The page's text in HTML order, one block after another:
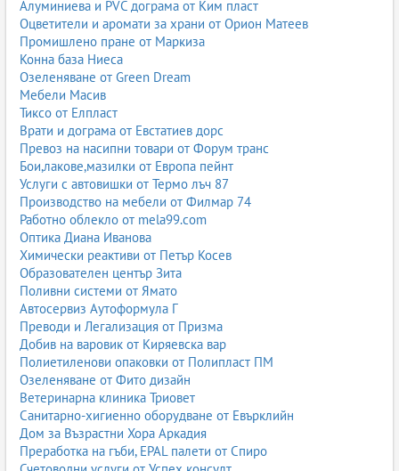
Алуминиева и PVC дограма от Ким пласт
Оцветители и аромати за храни от Орион Матеев
Промишлено пране от Маркиза
Конна база Ниеса
Озеленяване от Green Dream
Мебели Масив
Тиксо от Елпласт
Врати и дограма от Евстатиев дорс
Превоз на насипни товари от Форум транс
Бои,лакове,мазилки от Европа пейнт
Услуги с автовишки от Термо лъч 87
Производство на мебели от Филмар 74
Работно облекло от mela99.com
Оптика Диана Иванова
Химически реактиви от Петър Косев
Образователен център Зита
Поливни системи от Ямато
Автосервиз Аутоформула Г
Преводи и Легализация от Призма
Добив на варовик от Киряевска вар
Полиетиленови опаковки от Полипласт ПМ
Озеленяване от Фито дизайн
Ветеринарна клиника Триовет
Санитарно-хигиенно оборудване от Евърклийн
Дом за Възрастни Хора Аркадия
Преработка на гъби, EPAL палети от Спиро